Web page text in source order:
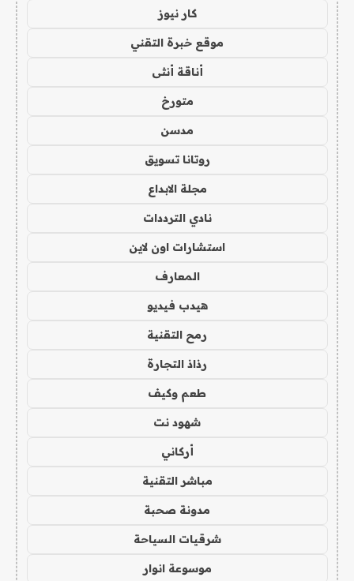
كار نيوز
موقع خبرة التقني
أناقة أنثى
متورخ
مدسن
روتانا تسويق
مجلة الابداع
نادي الترددات
استشارات اون لاين
المعارف
هيدب فيديو
رمح التقنية
رذاذ التجارة
طعم وكيف
شهود نت
أركاني
مباشر التقنية
مدونة صحبة
شرقيات السياحة
موسوعة انوار